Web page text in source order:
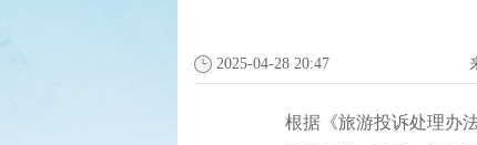
2025-04-28 20:47
根据《旅游投诉处理办法